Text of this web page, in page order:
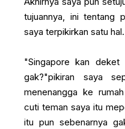
tujuannya, ini tentang
saya terpikirkan satu hal.
"Singapore kan deket
gak?"pikiran saya
menenangga ke
cuti teman saya itu
itu pun sebenarnya